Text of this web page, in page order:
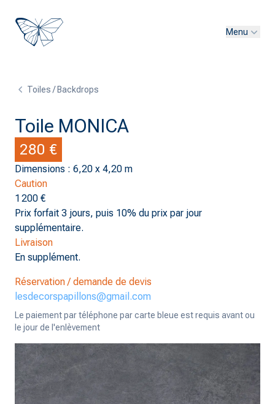
Menu
Toiles / Backdrops
Toile MONICA
280 €
Dimensions : 6,20 x 4,20 m
Caution
1 200 €
Prix forfait 3 jours, puis 10% du prix par jour
supplémentaire.
Livraison
En supplément.
Réservation / demande de devis
lesdecorspapillons@gmail.com
Le paiement par téléphone par carte bleue est requis avant ou
le jour de l'enlèvement